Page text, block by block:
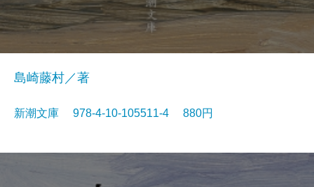
島崎藤村／著
新潮文庫 978-4-10-105511-4 880円